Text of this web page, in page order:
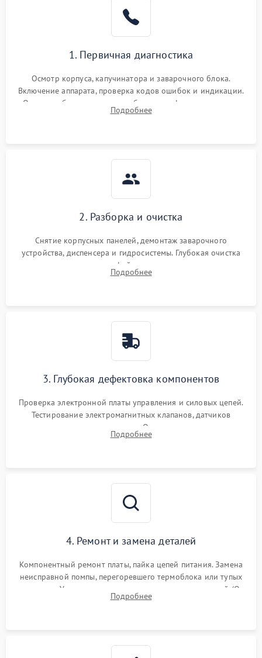
1. Первичная диагностика
Осмотр корпуса, капучинатора и заварочного блока.
Включение аппарата, проверка кодов ошибок и индикации.
Оценка работы помпы, термоблока и кофемолки на слух.
Измерение температуры и давления воды для выявления
Подробнее
2. Разборка и очистка
Снятие корпусных панелей, демонтаж заварочного
устройства, диспенсера и гидросистемы. Глубокая очистка
внутренних узлов от кофейных масел, жмыха и накипи.
Промывка дренажных каналов и фильтров с использованием
Подробнее
3. Глубокая дефектовка компонентов
Проверка электронной платы управления и силовых цепей.
Тестирование электромагнитных клапанов, датчиков
температуры и расходомера. Оценка степени износа
жерновов кофемолки, уплотнительных колец гидросистемы
Подробнее
4. Ремонт и замена деталей
Компонентный ремонт платы, пайка цепей питания. Замена
неисправной помпы, перегоревшего термоблока или тупых
жерновов. Установка новых силиконовых уплотнителей (O-
ring) и тефлоновых трубок для надежного устранения
Подробнее